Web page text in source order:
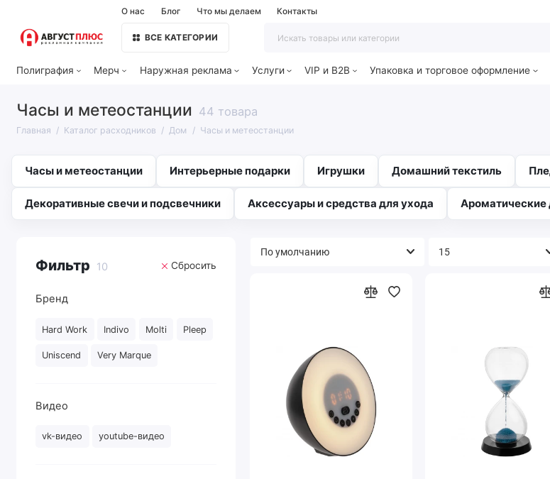
О нас Блог Что мы делаем Контакты
ВСЕ КАТЕГОРИИ
Полиграфия Мерч Наружная реклама Услуги VIP и B2B Упаковка и торговое оформление
Часы и метеостанции 44 товара
Главная Каталог расходников Дом Часы и метеостанции
Часы и метеостанции Интерьерные подарки Игрушки Домашний текстиль
Декоративные свечи и подсвечники Аксессуары и средства для ухода Ароматические
Фильтр 10 Сбросить
Бренд
Hard Work Indivo Molti Pleep
Uniscend Very Marque
Видео
vk-видео youtube-видео